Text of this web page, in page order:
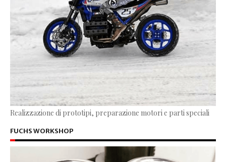
Realizzazione di prototipi, preparazione motori e parti speciali
FUCHS WORKSHOP